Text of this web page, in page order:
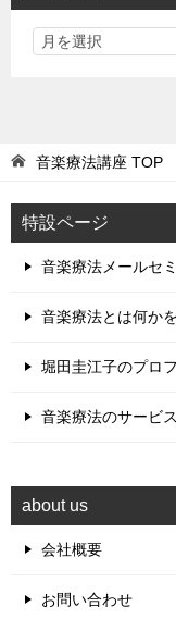
音楽療法講座 TOP
特設ページ
音楽療法メールセ
音楽療法とは何か
堀田圭江子のプロ
音楽療法のサービ
about us
会社概要
お問い合わせ